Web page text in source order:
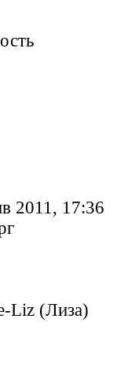
2011, 17:36
Liz (Лиза)